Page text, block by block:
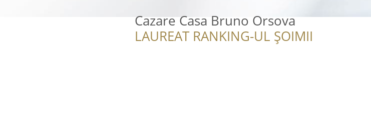
Cazare Casa Bruno Orsova
LAUREAT RANKING-UL ȘOIMII